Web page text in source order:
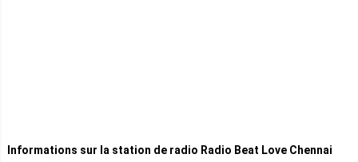
Informations sur la station de radio Radio Beat Love Chennai